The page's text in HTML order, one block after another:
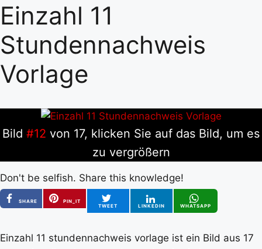
Einzahl 11
Stundennachweis
Vorlage
Bild #12 von 17, klicken Sie auf das Bild, um es
zu vergrößern
Don't be selfish. Share this knowledge!
SHARE
PIN_IT
TWEET
LINKEDIN WHATSAPP
Einzahl 11 stundennachweis vorlage ist ein Bild aus 17